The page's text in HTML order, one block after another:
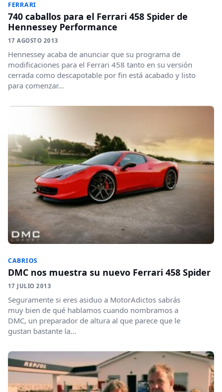
FERRARI
740 caballos para el Ferrari 458 Spider de
Hennessey Performance
17 AGOSTO 2013
Hennessey acaba de anunciar que su programa de
modificaciones para el Ferrari 458 tanto en su versión
cerrada como descapotable por fin está acabado y listo
para comenzar...
CABRIOS
DMC nos muestra su nuevo Ferrari 458 Spider
17 JULIO 2013
Seguramente si eres asiduo a MotorAdictos sabrás
muy bien de qué hablamos cuando nombramos a
DMC, un preparador de altura al que parece que le
gustan bastante la...